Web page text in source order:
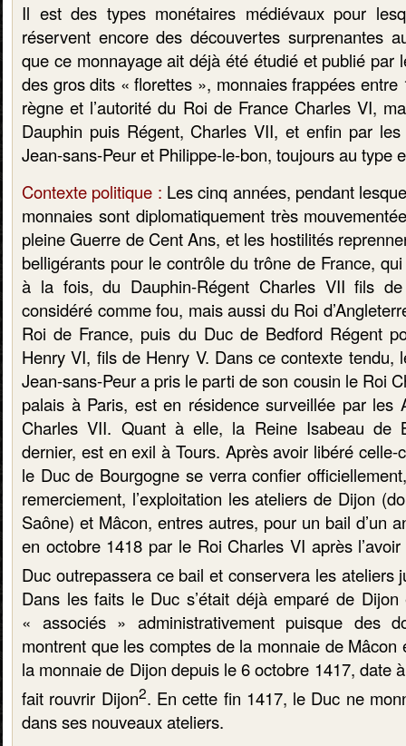
Il est des types monétaires médiévaux pour
réservent encore des découvertes surprenantes
que ce monnayage ait déjà été étudié et publié par
des gros dits « florettes », monnaies frappées
règne et l’autorité du Roi de France Charles VI,
Dauphin puis Régent, Charles VII, et enfin par
Jean-sans-Peur et Philippe-le-bon, toujours au type
Contexte politique : Les cinq années, pendant
monnaies sont diplomatiquement très
pleine Guerre de Cent Ans, et les hostilités
belligérants pour le contrôle du trône de France,
à la fois, du Dauphin-Régent Charles VII fils
considéré comme fou, mais aussi du Roi
Roi de France, puis du Duc de Bedford Régent
Henry VI, fils de Henry V. Dans ce contexte tendu,
Jean-sans-Peur a pris le parti de son cousin le Roi
palais à Paris, est en résidence surveillée par les
Charles VII. Quant à elle, la Reine Isabeau de
dernier, est en exil à Tours. Après avoir libéré celle-
le Duc de Bourgogne se verra confier
remerciement, l’exploitation les ateliers de Dijon
Saône) et Mâcon, entres autres, pour un bail d’un
en octobre 1418 par le Roi Charles VI après
Duc outrepassera ce bail et conservera les ateliers
Dans les faits le Duc s’était déjà emparé de Dijon
« associés » administrativement puisque des
montrent que les comptes de la monnaie de Mâcon
la monnaie de Dijon depuis le 6 octobre 1417, date
fait rouvrir Dijon2. En cette fin 1417, le Duc ne
dans ses nouveaux ateliers.